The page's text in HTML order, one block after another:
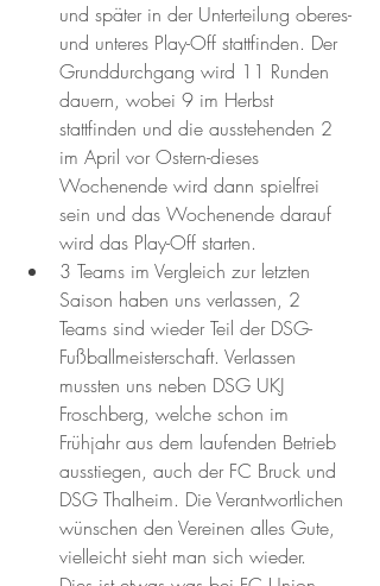
und später in der Unterteilung oberes-
und unteres Play-Off stattfinden. Der
Grunddurchgang wird 11 Runden
dauern, wobei 9 im Herbst
stattfinden und die ausstehenden 2
im April vor Ostern-dieses
Wochenende wird dann spielfrei
sein und das Wochenende darauf
wird das Play-Off starten.
3 Teams im Vergleich zur letzten
Saison haben uns verlassen, 2
Teams sind wieder Teil der DSG-
Fußballmeisterschaft. Verlassen
mussten uns neben DSG UKJ
Froschberg, welche schon im
Frühjahr aus dem laufenden Betrieb
ausstiegen, auch der FC Bruck und
DSG Thalheim. Die Verantwortlichen
wünschen den Vereinen alles Gute,
vielleicht sieht man sich wieder.